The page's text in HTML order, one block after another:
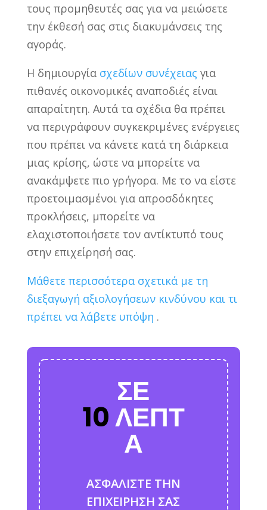
τους προμηθευτές σας για να μειώσετε
την έκθεσή σας στις διακυμάνσεις της
αγοράς.
Η δημιουργία σχεδίων συνέχειας για
πιθανές οικονομικές αναποδιές είναι
απαραίτητη. Αυτά τα σχέδια θα πρέπει
να περιγράφουν συγκεκριμένες ενέργειες
που πρέπει να κάνετε κατά τη διάρκεια
μιας κρίσης, ώστε να μπορείτε να
ανακάμψετε πιο γρήγορα. Με το να είστε
προετοιμασμένοι για απροσδόκητες
προκλήσεις, μπορείτε να
ελαχιστοποιήσετε τον αντίκτυπό τους
στην επιχείρησή σας.
Μάθετε περισσότερα σχετικά με τη
διεξαγωγή αξιολογήσεων κινδύνου και τι
πρέπει να λάβετε υπόψη .
ΣΕ
10ΛΕΠΤ
Α
ΑΣΦΑΛΙΣΤΕ ΤΗΝ
ΕΠΙΧΕΙΡΗΣΗ ΣΑΣ